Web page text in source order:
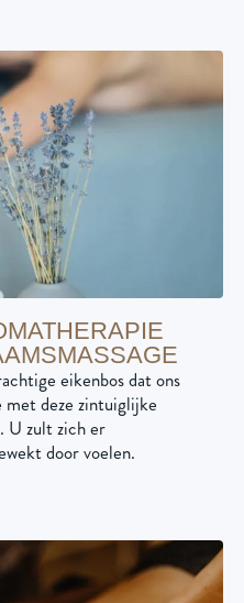
eikenbos dat ons
deze zintuiglijke
U zult zich er
door voelen.